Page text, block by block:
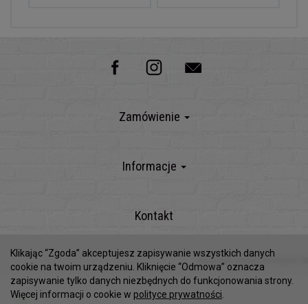
Zamówienie
Informacje
Kontakt
Sklep internetowy SOTESHOP AI
Klikając “Zgoda” akceptujesz zapisywanie wszystkich danych
cookie na twoim urządzeniu. Kliknięcie “Odmowa” oznacza
zapisywanie tylko danych niezbędnych do funkcjonowania strony.
Więcej informacji o cookie w polityce prywatności